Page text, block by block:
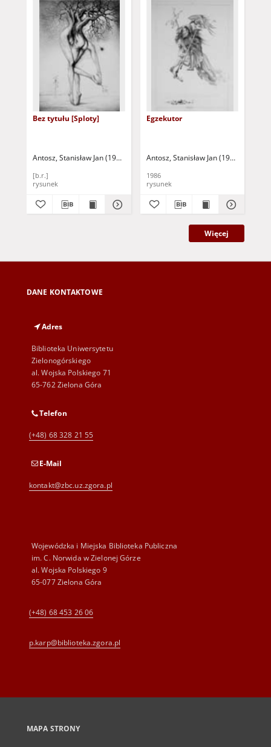
Bez tytułu [Sploty]
Antosz, Stanisław Jan (1949-2004)
[b.r.]
rysunek
Egzekutor
Antosz, Stanisław Jan (1949-2004)
1986
rysunek
Więcej
DANE KONTAKTOWE
Adres
Biblioteka Uniwersytetu
Zielonogórskiego
al. Wojska Polskiego 71
65-762 Zielona Góra
Telefon
(+48) 68 328 21 55
E-Mail
kontakt@zbc.uz.zgora.pl
Wojewódzka i Miejska Biblioteka Publiczna
im. C. Norwida w Zielonej Górze
al. Wojska Polskiego 9
65-077 Zielona Góra
(+48) 68 453 26 06
p.karp@biblioteka.zgora.pl
MAPA STRONY